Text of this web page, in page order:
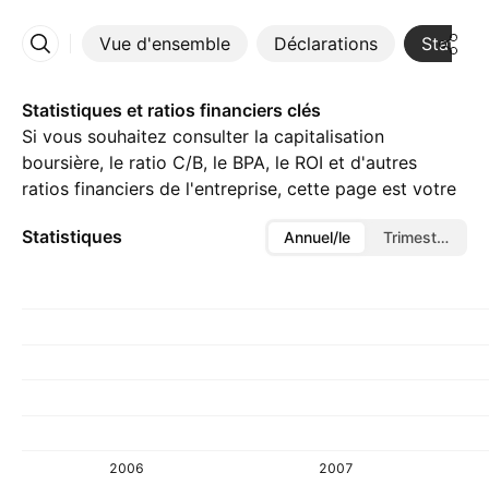
Vue d'ensemble Déclarations
Plus
Statistiques et ratios financiers clés
Si vous souhaitez consulter la capitalisation
boursière, le ratio C/B, le BPA, le ROI et d'autres
ratios financiers de l'entreprise, cette page est votre
Statistiques
Annuel/le Trimestriel/le
2006
2007